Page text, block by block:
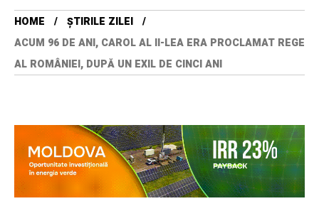
HOME
ȘTIRILE ZILEI
ACUM 96 DE ANI, CAROL AL II-LEA ERA PROCLAMAT REGE
AL ROMÂNIEI, DUPĂ UN EXIL DE CINCI ANI